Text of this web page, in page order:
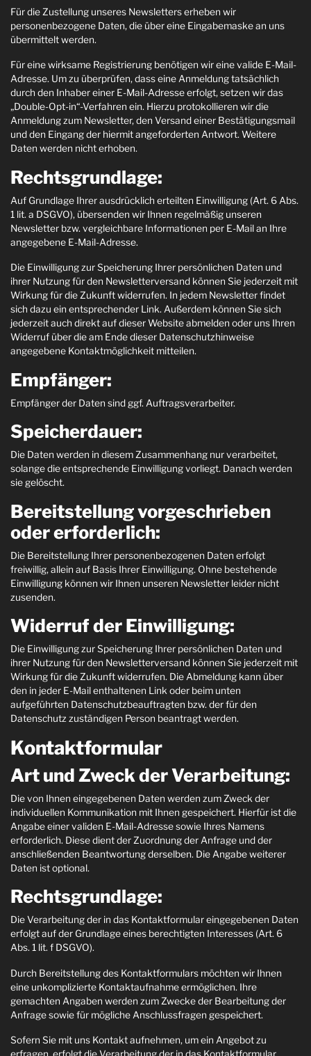
Für die Zustellung unseres Newsletters erheben wir
personenbezogene Daten, die über eine Eingabemaske an uns
übermittelt werden.
Für eine wirksame Registrierung benötigen wir eine valide E-Mail-
Adresse. Um zu überprüfen, dass eine Anmeldung tatsächlich
durch den Inhaber einer E-Mail-Adresse erfolgt, setzen wir das
„Double-Opt-in“-Verfahren ein. Hierzu protokollieren wir die
Anmeldung zum Newsletter, den Versand einer Bestätigungsmail
und den Eingang der hiermit angeforderten Antwort. Weitere
Daten werden nicht erhoben.
Rechtsgrundlage:
Auf Grundlage Ihrer ausdrücklich erteilten Einwilligung (Art. 6 Abs.
1 lit. a DSGVO), übersenden wir Ihnen regelmäßig unseren
Newsletter bzw. vergleichbare Informationen per E-Mail an Ihre
angegebene E-Mail-Adresse.
Die Einwilligung zur Speicherung Ihrer persönlichen Daten und
ihrer Nutzung für den Newsletterversand können Sie jederzeit mit
Wirkung für die Zukunft widerrufen. In jedem Newsletter findet
sich dazu ein entsprechender Link. Außerdem können Sie sich
jederzeit auch direkt auf dieser Website abmelden oder uns Ihren
Widerruf über die am Ende dieser Datenschutzhinweise
angegebene Kontaktmöglichkeit mitteilen.
Empfänger:
Empfänger der Daten sind ggf. Auftragsverarbeiter.
Speicherdauer:
Die Daten werden in diesem Zusammenhang nur verarbeitet,
solange die entsprechende Einwilligung vorliegt. Danach werden
sie gelöscht.
Bereitstellung vorgeschrieben
oder erforderlich:
Die Bereitstellung Ihrer personenbezogenen Daten erfolgt
freiwillig, allein auf Basis Ihrer Einwilligung. Ohne bestehende
Einwilligung können wir Ihnen unseren Newsletter leider nicht
zusenden.
Widerruf der Einwilligung:
Die Einwilligung zur Speicherung Ihrer persönlichen Daten und
ihrer Nutzung für den Newsletterversand können Sie jederzeit mit
Wirkung für die Zukunft widerrufen. Die Abmeldung kann über
den in jeder E-Mail enthaltenen Link oder beim unten
aufgeführten Datenschutzbeauftragten bzw. der für den
Datenschutz zuständigen Person beantragt werden.
Kontaktformular
Art und Zweck der Verarbeitung:
Die von Ihnen eingegebenen Daten werden zum Zweck der
individuellen Kommunikation mit Ihnen gespeichert. Hierfür ist die
Angabe einer validen E-Mail-Adresse sowie Ihres Namens
erforderlich. Diese dient der Zuordnung der Anfrage und der
anschließenden Beantwortung derselben. Die Angabe weiterer
Daten ist optional.
Rechtsgrundlage:
Die Verarbeitung der in das Kontaktformular eingegebenen Daten
erfolgt auf der Grundlage eines berechtigten Interesses (Art. 6
Abs. 1 lit. f DSGVO).
Durch Bereitstellung des Kontaktformulars möchten wir Ihnen
eine unkomplizierte Kontaktaufnahme ermöglichen. Ihre
gemachten Angaben werden zum Zwecke der Bearbeitung der
Anfrage sowie für mögliche Anschlussfragen gespeichert.
Sofern Sie mit uns Kontakt aufnehmen, um ein Angebot zu